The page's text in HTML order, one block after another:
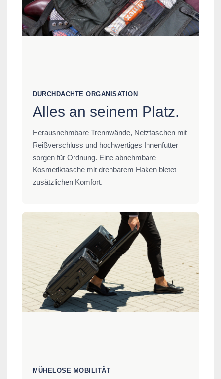
DURCHDACHTE ORGANISATION
Alles an seinem Platz.
Herausnehmbare Trennwände, Netztaschen mit
Reißverschluss und hochwertiges Innenfutter
sorgen für Ordnung. Eine abnehmbare
Kosmetiktasche mit drehbarem Haken bietet
zusätzlichen Komfort.
MÜHELOSE MOBILITÄT